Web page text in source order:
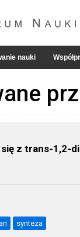
nauki
z trans-1,2-
synteza